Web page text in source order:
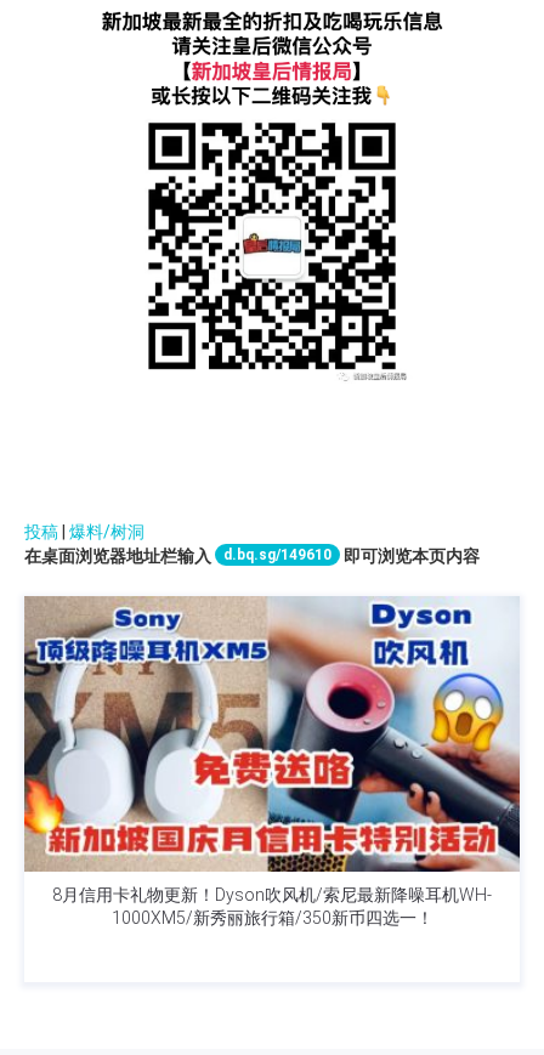
投稿 爆料/树洞
在桌面浏览器地址栏输入
d.bq.sg/149610 即可浏览本页内容
8月信用卡礼物更新！Dyson吹风机/索尼最新降噪耳机WH-
1000XM5/新秀丽旅行箱/350新币四选一！